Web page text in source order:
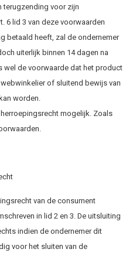
terugzending voor zijn
6 lid 3 van deze voorwaarden
betaald heeft, zal de ondernemer
uiterlijk binnen 14 dagen na
wel de voorwaarde dat het product
of sluitend bewijs van
worden.
mogelijk. Zoals
van de consument
in lid 2 en 3. De uitsluiting
indien de ondernemer dit
voor het sluiten van de